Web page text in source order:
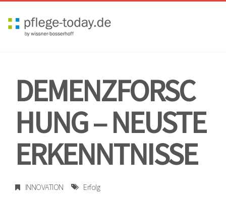
DEMENZFORSC
HUNG – NEUSTE
ERKENNTNISSE
INNOVATION Erfolg